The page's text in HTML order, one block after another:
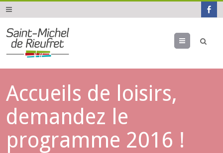
Menu
Accueils de loisirs,
demandez le
programme 2016 !